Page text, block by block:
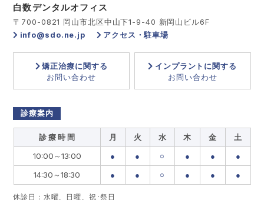
白数デンタルオフィス
〒700-0821 岡山市北区中山下1-9-40 新岡山ビル6F
info@sdo.ne.jp
アクセス・駐車場
矯正治療に関する
お問い合わせ
インプラントに関する
お問い合わせ
診療案内
診 療 時 間 月 火 水 木 金
土
10:00～13:00
● ● ○ ● ●
●
14:30～18:30
● ● ○ ● ● ●
休診日：水曜、日曜、祝･祭日